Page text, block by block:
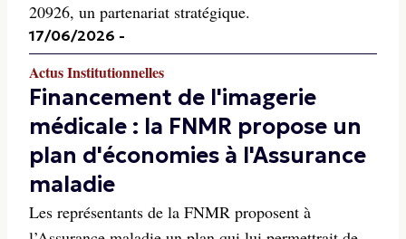
20926, un partenariat stratégique.
17/06/2026 -
Actus Institutionnelles
Financement de l'imagerie
médicale : la FNMR propose un
plan d'économies à l'Assurance
maladie
Les représentants de la FNMR proposent à